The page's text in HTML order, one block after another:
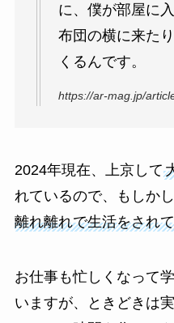
に、僕が部屋に
布団の横に来た
くるんです。
https://ar-mag.jp/
2024年現在、上京して
れているので、もしか
離れ離れで生活をされ
お仕事も忙しくなって
いますが、ときどきは